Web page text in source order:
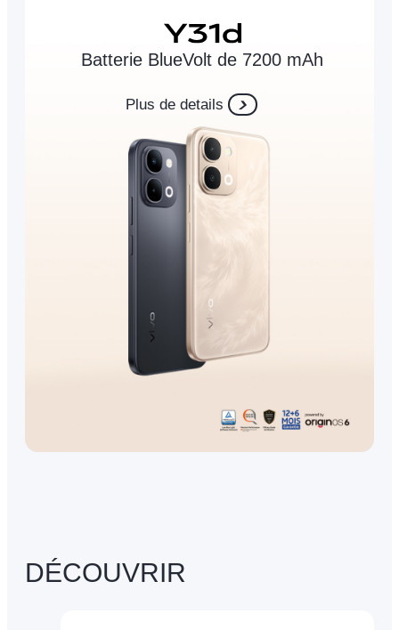
Batterie BlueVolt de 7200 mAh
Plus de details
DÉCOUVRIR